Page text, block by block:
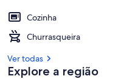
Cozinha
Churrasqueira
Ver todas
Explore a região